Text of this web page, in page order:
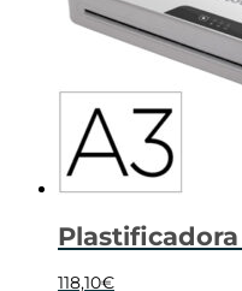
118,10€